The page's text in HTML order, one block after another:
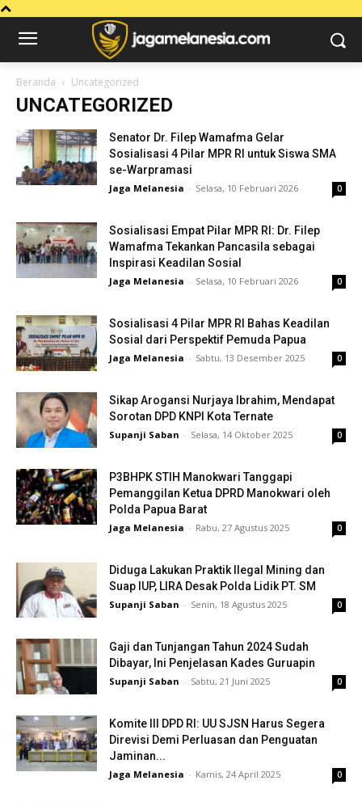
Beranda Uncategorized
UNCATEGORIZED
Senator Dr. Filep Wamafma Gelar
Sosialisasi 4 Pilar MPR RI untuk Siswa SMA
se-Warpramasi
Jaga Melanesia - Selasa, 10 Februari 2026 0
Sosialisasi Empat Pilar MPR RI: Dr. Filep
Wamafma Tekankan Pancasila sebagai
Inspirasi Keadilan Sosial
Jaga Melanesia - Selasa, 10 Februari 2026 0
Sosialisasi 4 Pilar MPR RI Bahas Keadilan
Sosial dari Perspektif Pemuda Papua
Jaga Melanesia - Sabtu, 13 Desember 2025 0
Sikap Arogansi Nurjaya Ibrahim, Mendapat
Sorotan DPD KNPI Kota Ternate
Supanji Saban - Selasa, 14 Oktober 2025 0
P3BHPK STIH Manokwari Tanggapi
Pemanggilan Ketua DPRD Manokwari oleh
Polda Papua Barat
Jaga Melanesia - Rabu, 27 Agustus 2025 0
Diduga Lakukan Praktik Ilegal Mining dan
Suap IUP, LIRA Desak Polda Lidik PT. SM
Supanji Saban - Senin, 18 Agustus 2025 0
Gaji dan Tunjangan Tahun 2024 Sudah
Dibayar, Ini Penjelasan Kades Guruapin
Supanji Saban - Sabtu, 21 Juni 2025 0
Komite III DPD RI: UU SJSN Harus Segera
Direvisi Demi Perluasan dan Penguatan
Jaminan...
Jaga Melanesia - Kamis, 24 April 2025 0